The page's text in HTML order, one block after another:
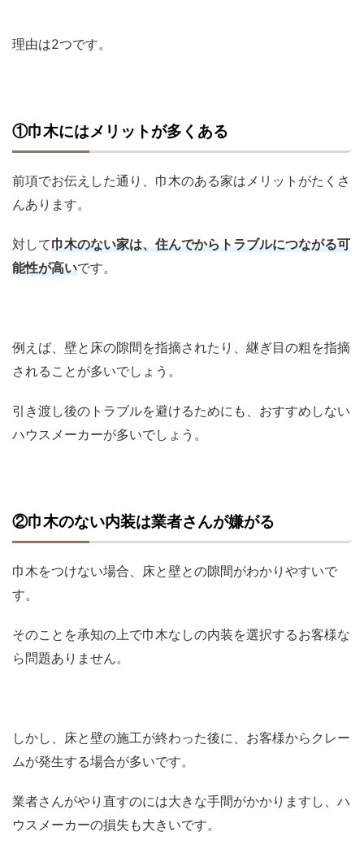
理由は2つです。
①巾木にはメリットが多くある
前項でお伝えした通り、巾木のある家はメリットがたくさ
んあります。
対して巾木のない家は、住んでからトラブルにつながる可
能性が高いです。
例えば、壁と床の隙間を指摘されたり、継ぎ目の粗を指摘
されることが多いでしょう。
引き渡し後のトラブルを避けるためにも、おすすめしない
ハウスメーカーが多いでしょう。
②巾木のない内装は業者さんが嫌がる
巾木をつけない場合、床と壁との隙間がわかりやすいで
す。
そのことを承知の上で巾木なしの内装を選択するお客様な
ら問題ありません。
しかし、床と壁の施工が終わった後に、お客様からクレー
ムが発生する場合が多いです。
業者さんがやり直すのには大きな手間がかかりますし、ハ
ウスメーカーの損失も大きいです。